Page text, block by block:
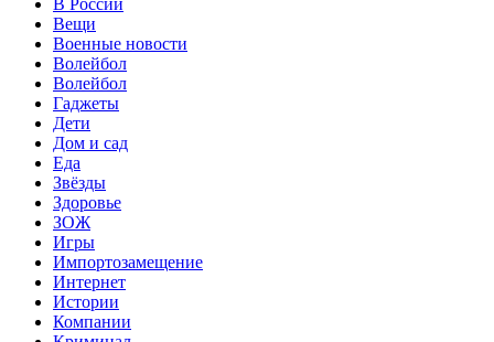
Вещи
Военные новости
Волейбол
Волейбол
Гаджеты
Дети
Дом и сад
Еда
Звёзды
Здоровье
ЗОЖ
Игры
Импортозамещение
Интернет
Истории
Компании